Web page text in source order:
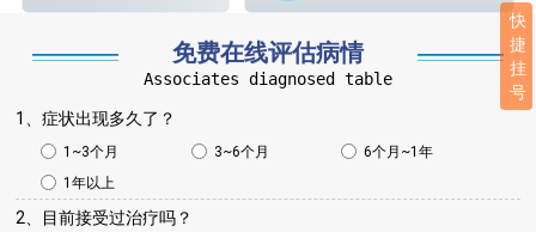
免费在线评估病情
Associates diagnosed table
1、症状出现多久了？
1~3个月 3~6个月
6个月~1年
1年以上
2、目前接受过治疗吗？
快
捷
挂
号